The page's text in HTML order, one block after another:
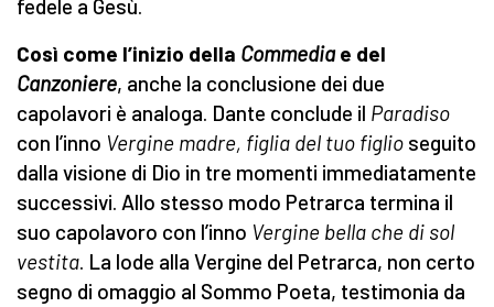
fedele a Gesù.
Così come l’inizio della Commediae del
Canzoniere, anche la conclusione dei due
capolavori è analoga. Dante conclude il Paradiso
con l’inno Vergine madre, figlia del tuo figlio seguito
dalla visione di Dio in tre momenti immediatamente
successivi. Allo stesso modo Petrarca termina il
suo capolavoro con l’inno Vergine bella che di sol
vestita. La lode alla Vergine del Petrarca, non certo
segno di omaggio al Sommo Poeta, testimonia da